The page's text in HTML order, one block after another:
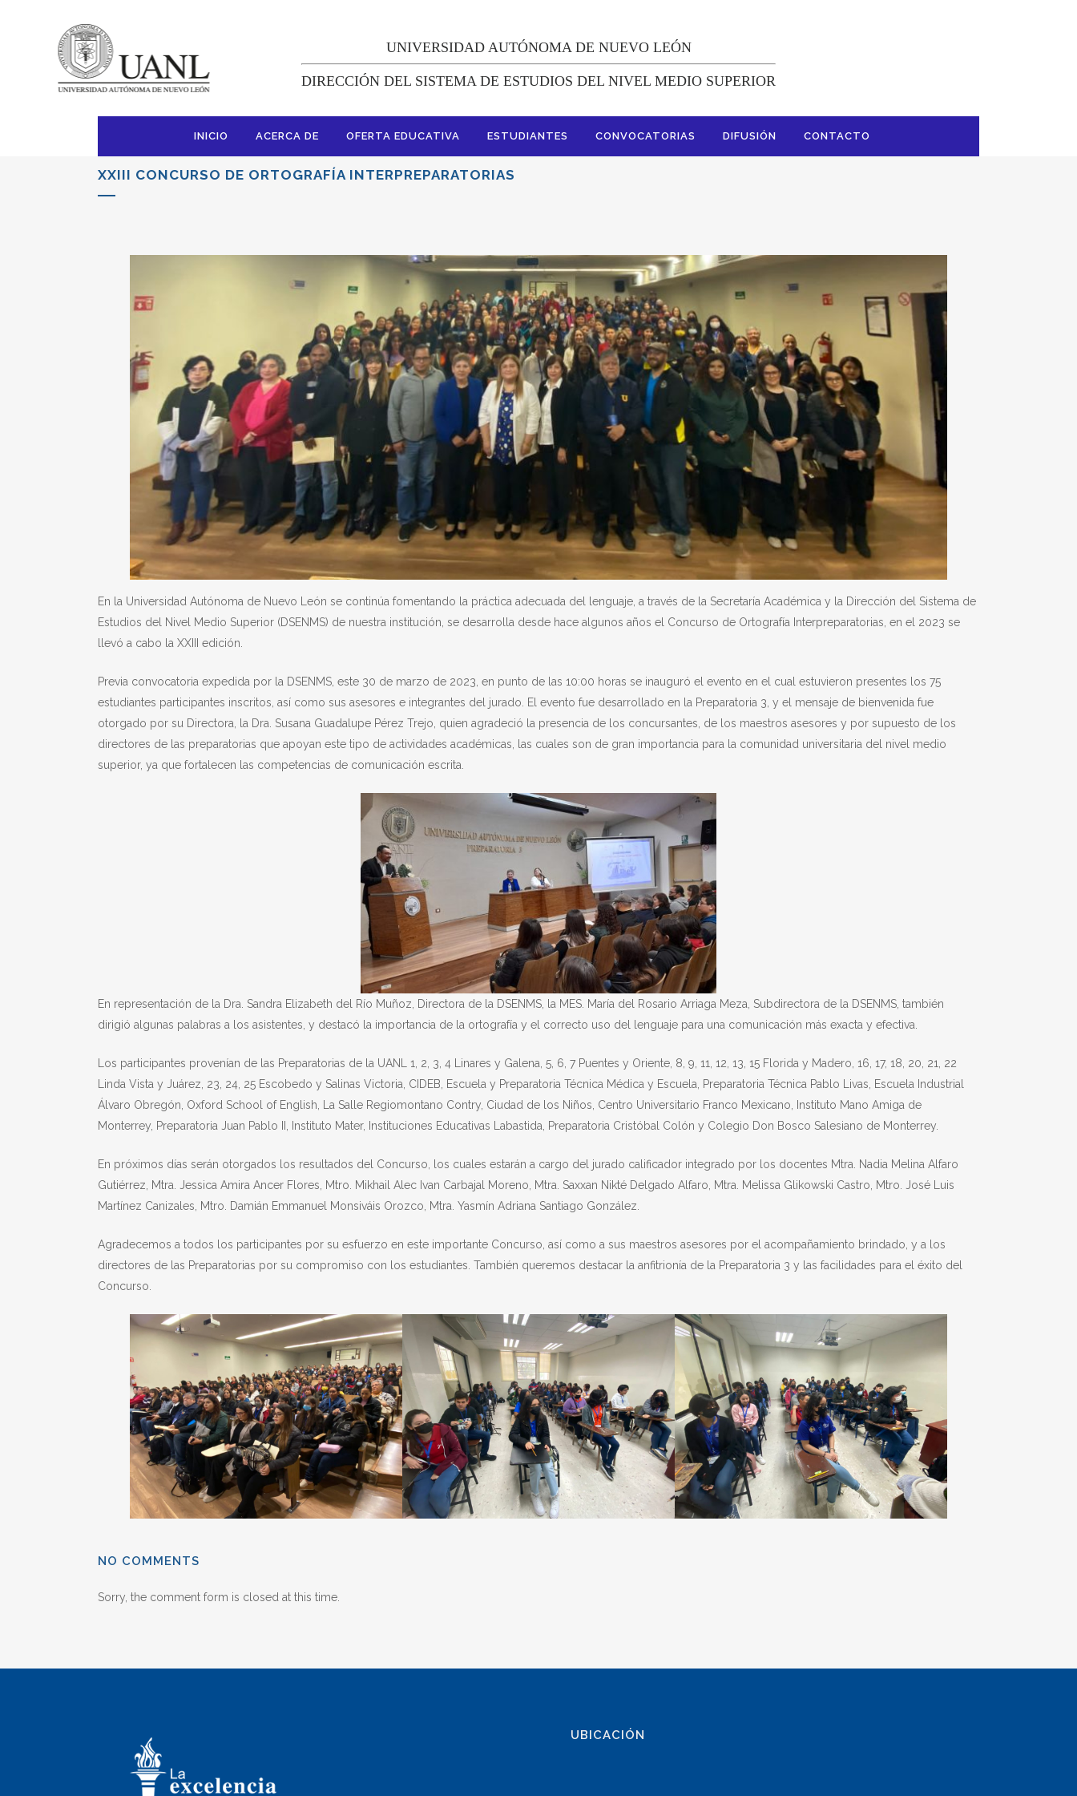
UNIVERSIDAD AUTÓNOMA DE NUEVO LEÓN
DIRECCIÓN DEL SISTEMA DE ESTUDIOS DEL NIVEL MEDIO SUPERIOR
INICIO ACERCA DE OFERTA EDUCATIVA ESTUDIANTES CONVOCATORIAS DIFUSIÓN CONTACTO
XXIII CONCURSO DE ORTOGRAFÍA INTERPREPARATORIAS
En la Universidad Autónoma de Nuevo León se continúa fomentando la práctica adecuada del lenguaje, a través de la Secretaría Académica y la Dirección del Sistema de
Estudios del Nivel Medio Superior (DSENMS) de nuestra institución, se desarrolla desde hace algunos años el Concurso de Ortografía Interpreparatorias, en el 2023 se
llevó a cabo la XXIII edición.
Previa convocatoria expedida por la DSENMS, este 30 de marzo de 2023, en punto de las 10:00 horas se inauguró el evento en el cual estuvieron presentes los 75
estudiantes participantes inscritos, así como sus asesores e integrantes del jurado. El evento fue desarrollado en la Preparatoria 3, y el mensaje de bienvenida fue
otorgado por su Directora, la Dra. Susana Guadalupe Pérez Trejo, quien agradeció la presencia de los concursantes, de los maestros asesores y por supuesto de los
directores de las preparatorias que apoyan este tipo de actividades académicas, las cuales son de gran importancia para la comunidad universitaria del nivel medio
superior, ya que fortalecen las competencias de comunicación escrita.
En representación de la Dra. Sandra Elizabeth del Río Muñoz, Directora de la DSENMS, la MES. María del Rosario Arriaga Meza, Subdirectora de la DSENMS, también
dirigió algunas palabras a los asistentes, y destacó la importancia de la ortografía y el correcto uso del lenguaje para una comunicación más exacta y efectiva.
Los participantes provenían de las Preparatorias de la UANL 1, 2, 3, 4 Linares y Galena, 5, 6, 7 Puentes y Oriente, 8, 9, 11, 12, 13, 15 Florida y Madero, 16, 17, 18, 20, 21, 22
Linda Vista y Juárez, 23, 24, 25 Escobedo y Salinas Victoria, CIDEB, Escuela y Preparatoria Técnica Médica y Escuela, Preparatoria Técnica Pablo Livas, Escuela Industrial
Álvaro Obregón, Oxford School of English, La Salle Regiomontano Contry, Ciudad de los Niños, Centro Universitario Franco Mexicano, Instituto Mano Amiga de
Monterrey, Preparatoria Juan Pablo II, Instituto Mater, Instituciones Educativas Labastida, Preparatoria Cristóbal Colón y Colegio Don Bosco Salesiano de Monterrey.
En próximos días serán otorgados los resultados del Concurso, los cuales estarán a cargo del jurado calificador integrado por los docentes Mtra. Nadia Melina Alfaro
Gutiérrez, Mtra. Jessica Amira Ancer Flores, Mtro. Mikhail Alec Ivan Carbajal Moreno, Mtra. Saxxan Nikté Delgado Alfaro, Mtra. Melissa Glikowski Castro, Mtro. José Luis
Martínez Canizales, Mtro. Damián Emmanuel Monsiváis Orozco, Mtra. Yasmín Adriana Santiago González.
Agradecemos a todos los participantes por su esfuerzo en este importante Concurso, así como a sus maestros asesores por el acompañamiento brindado, y a los
directores de las Preparatorias por su compromiso con los estudiantes. También queremos destacar la anfitrionía de la Preparatoria 3 y las facilidades para el éxito del
Concurso.
NO COMMENTS
Sorry, the comment form is closed at this time.
UBICACIÓN